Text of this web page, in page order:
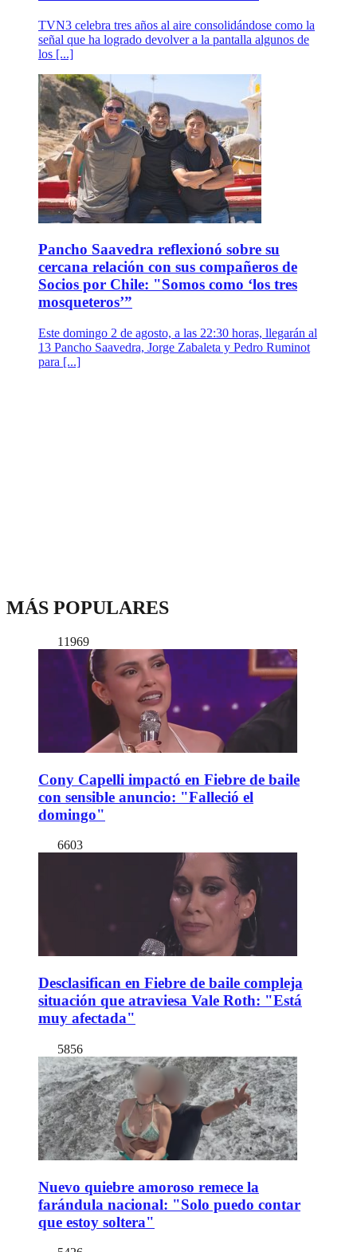
TVN3 celebra tres años al aire consolidándose como la
señal que ha logrado devolver a la pantalla algunos de
los [...]
Pancho Saavedra reflexionó sobre su
cercana relación con sus compañeros de
Socios por Chile: "Somos como ‘los tres
mosqueteros’”
Este domingo 2 de agosto, a las 22:30 horas, llegarán al
13 Pancho Saavedra, Jorge Zabaleta y Pedro Ruminot
para [...]
MÁS POPULARES
11969
Cony Capelli impactó en Fiebre de baile
con sensible anuncio: "Falleció el
domingo"
6603
Desclasifican en Fiebre de baile compleja
situación que atraviesa Vale Roth: "Está
muy afectada"
5856
Nuevo quiebre amoroso remece la
farándula nacional: "Solo puedo contar
que estoy soltera"